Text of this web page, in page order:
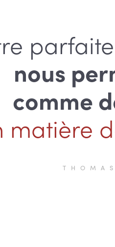
nous
comme
matière